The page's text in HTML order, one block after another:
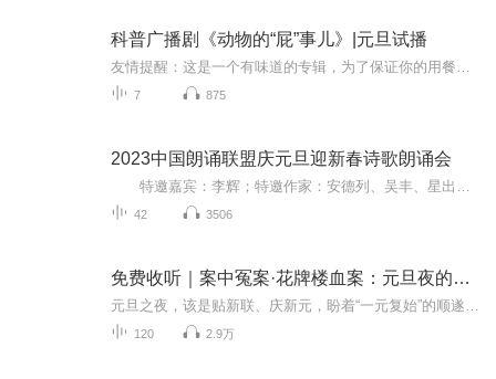
科普广播剧《动物的“屁”事儿》|元旦试播
7 875
2023中国朗诵联盟庆元旦迎新春诗歌朗诵会
42 3506
免费收听｜案中冤案·花牌楼血案：元旦夜的沉冤与昭雪
120 2.9万